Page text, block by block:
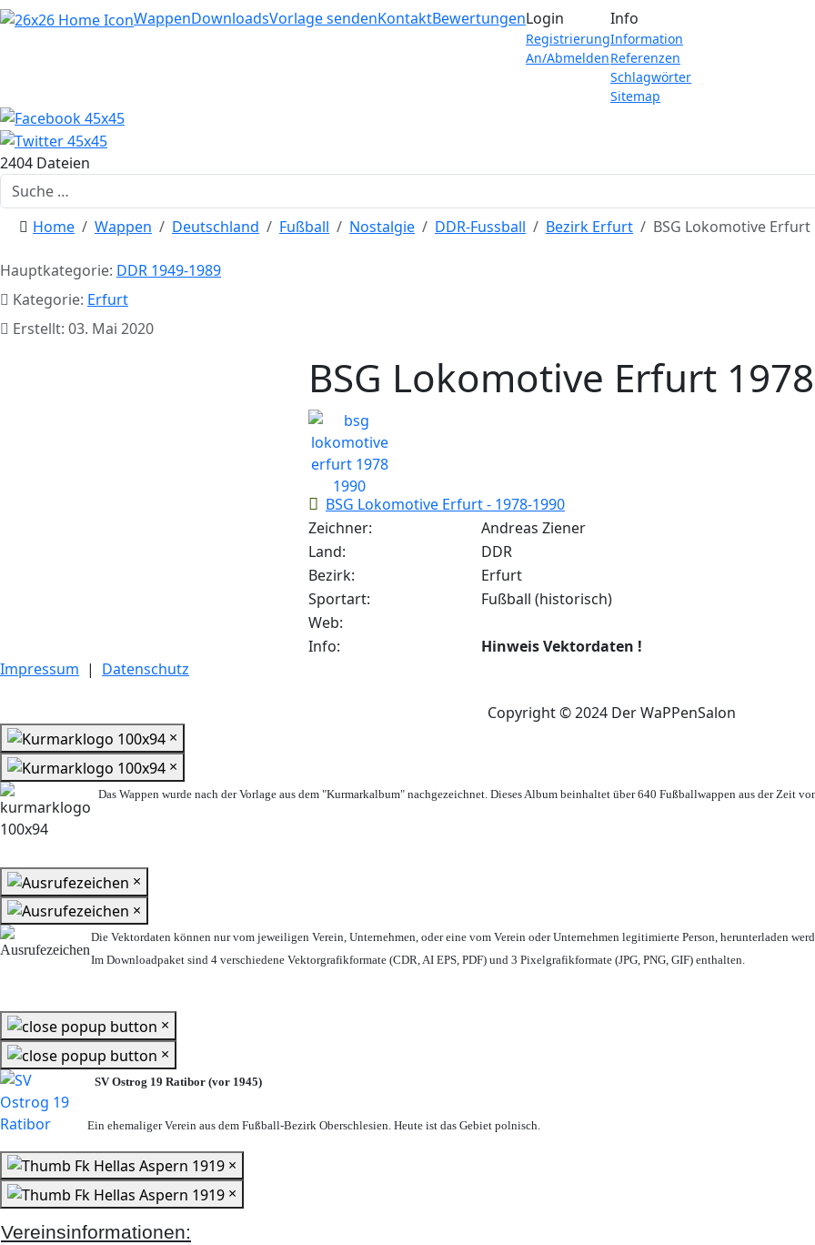
Home
WappenDownloadsVorlage sendenKontaktBewertungenLogin
Registrierung
An/Abmelden
Info
Information
Referenzen
Schlagwörter
Sitemap
2404 Dateien
Suchen
Home Wappen Deutschland Fußball Nostalgie DDR-Fussball Bezirk Erfurt BSG Lokomotive Erfurt
Hauptkategorie: DDR 1949-1989
Kategorie: Erfurt
Erstellt: 03. Mai 2020
BSG Lokomotive Erfurt
BSG Lokomotive Erfurt - 1978-1990
Zeichner:
Andreas Ziener
Land:
DDR
Bezirk:
Erfurt
Sportart:
Fußball (historisch)
Web:
Info:
Hinweis Vektordaten !
Impressum | Datenschutz
Copyright © 2024 Der WaPPenSalon
×
×
Das Wappen wurde nach der Vorlage aus dem "Kurmarkalbum" nachgezeichnet. Dieses Album beinhaltet über 640 Fußballwappen aus der Zeit
×
×
Die Vektordaten können nur vom jeweiligen Verein, Unternehmen, oder eine vom Verein oder Unternehmen legitimierte Person, herunterladen
Im Downloadpaket sind 4 verschiedene Vektorgrafikformate (CDR, AI EPS, PDF) und 3 Pixelgrafikformate (JPG, PNG, GIF) enthalten.
×
×
SV Ostrog 19 Ratibor (vor 1945)
Ein ehemaliger Verein aus dem Fußball-Bezirk Oberschlesien. Heute ist das Gebiet polnisch.
×
×
Vereinsinformationen: